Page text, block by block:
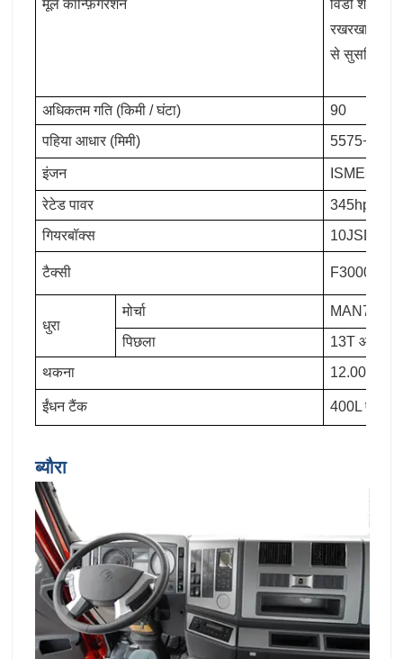
मूल कॉन्फ़िगरेशन
विंडो शेकर,
रखरखाव-
से सुसज्जित
अधिकतम गति (किमी / घंटा)
90
पहिया आधार (मिमी)
5575+1400
इंजन ISME345
रेटेड पावर
345hp
गियरबॉक्स
10JSD180
टैक्सी F3000 लंबा
धुरा
मोर्चा
MAN7.5T
पिछला
13T आदमी
थकना
12.00R20
ईंधन टैंक 400L
ब्यौरा